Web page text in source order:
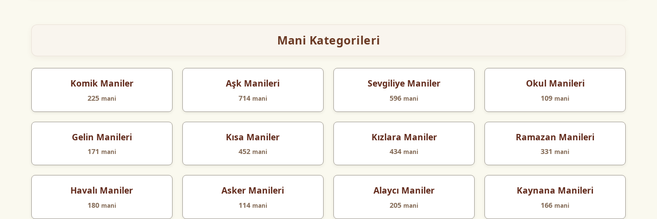
Mani Kategorileri
Komik Maniler
225 mani
Aşk Manileri
714 mani
Sevgiliye Maniler
596 mani
Okul Manileri
109 mani
Gelin Manileri
171 mani
Kısa Maniler
452 mani
Kızlara Maniler
434 mani
Ramazan Manileri
331 mani
Havalı Maniler
180 mani
Asker Manileri
114 mani
Alaycı Maniler
205 mani
Kaynana Manileri
166 mani